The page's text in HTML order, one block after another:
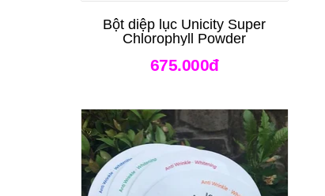
Bột diệp lục Unicity Super
Chlorophyll Powder
675.000đ